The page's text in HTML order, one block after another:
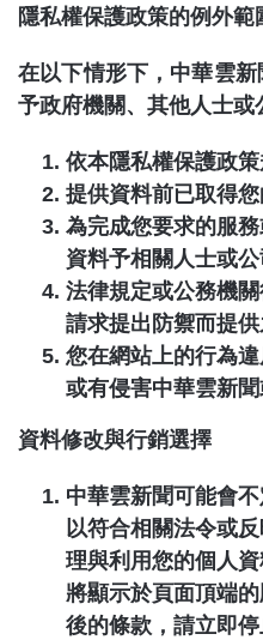
隱私權保護政策的例外範
在以下情形下，中華雲
予政府機關、其他人士或
依本隱私權保護政策
提供資料前已取得您
為完成您要求的服
資料予相關人士或公
法律規定或公務機
請求提出防禦而提供
您在網站上的行為違
或有侵害中華雲新聞
資料修改與行銷選擇
中華雲新聞可能會
以符合相關法令或
理與利用您的個人
將顯示於頁面頂端
後的條款，請立即停